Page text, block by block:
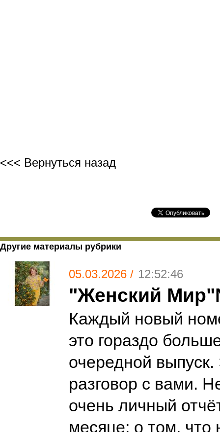
<<< Вернуться назад
Другие материалы рубрики
05.03.2026 / 12:52:46
"Женский
Каждый новый
это гораздо
очередной
разговор с вами.
очень личный
месяце: о том, что